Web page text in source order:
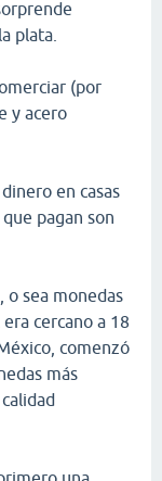
plata.
(por
y acero
en casas
pagan son
sea monedas
cercano a 18
comenzó
más